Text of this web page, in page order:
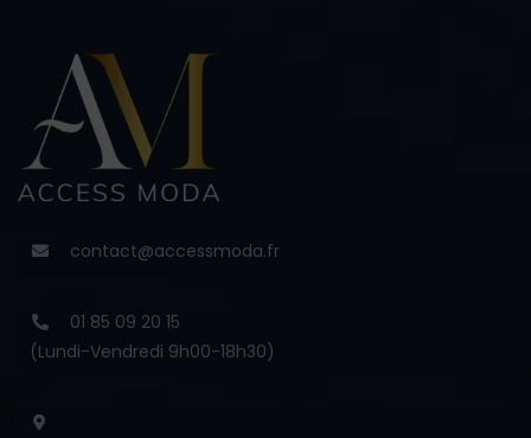
contact@accessmoda.fr
01 85 09 20 15
(Lundi-Vendredi 9h00-18h30)